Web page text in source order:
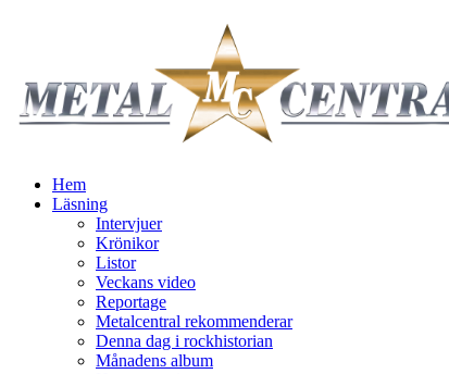
Hem
Läsning
Intervjuer
Krönikor
Listor
Veckans video
Reportage
Metalcentral rekommenderar
Denna dag i rockhistorian
Månadens album